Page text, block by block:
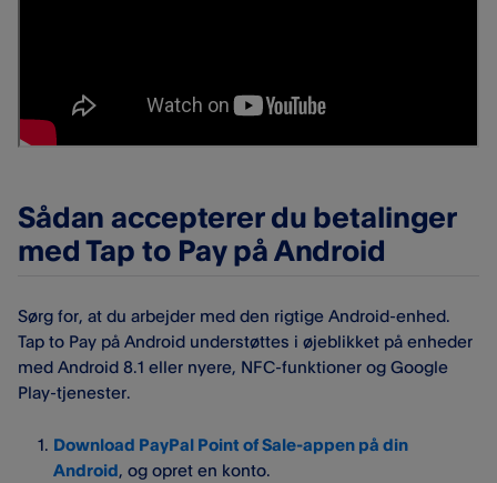
Sådan accepterer du betalinger
med Tap to Pay på Android
Sørg for, at du arbejder med den rigtige Android-enhed.
Tap to Pay på Android understøttes i øjeblikket på enheder
med Android 8.1 eller nyere, NFC-funktioner og Google
Play-tjenester.
Download PayPal Point of Sale-appen på din
Android, og opret en konto.